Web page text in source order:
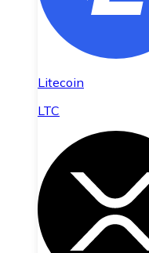
Litecoin
LTC